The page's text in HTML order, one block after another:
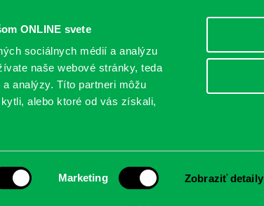
ONLINE svete
sociálnych médií a analýzu
naše webové stránky, teda
analýzy. Títo partneri môžu
alebo ktoré od vás získali,
Marketing Zobraziť detaily
PETRŽALSKÉ KONTO
TLAČIVÁ KONTAKTY
Ochrana osobných údajov